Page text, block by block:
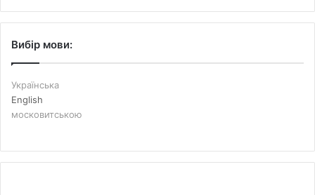
Вибір мови:
Українська
English
московитською